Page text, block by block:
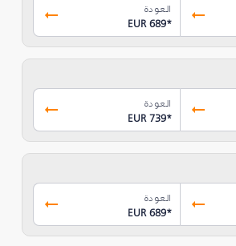
العودة
EUR 689*
العودة
EUR 739*
العودة
EUR 689*